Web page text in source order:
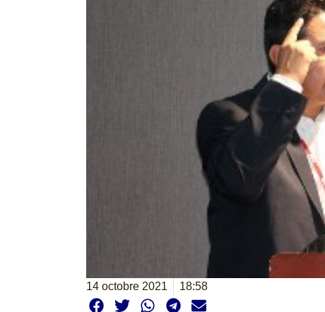
14 octobre 2021 18:58